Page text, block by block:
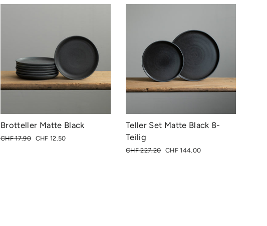
Brotteller Matte Black
Normaler
CHF 17.90 Sonderpreis
CHF 12.50
Teller Set Matte Black 8-
Teilig
Normaler
CHF 227.20 Sonderpreis
CHF 144.00